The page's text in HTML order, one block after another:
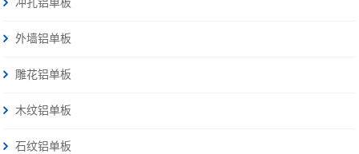
冲孔铝单板
外墙铝单板
雕花铝单板
木纹铝单板
石纹铝单板